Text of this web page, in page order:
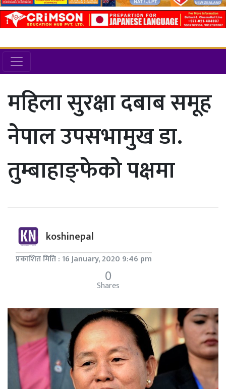
महिला सुरक्षा दबाब समूह
नेपाल उपसभामुख डा.
तुम्बाहाङ्फेको पक्षमा
koshinepal
प्रकाशित मिति : 16 January, 2020 9:46 pm
0
Shares